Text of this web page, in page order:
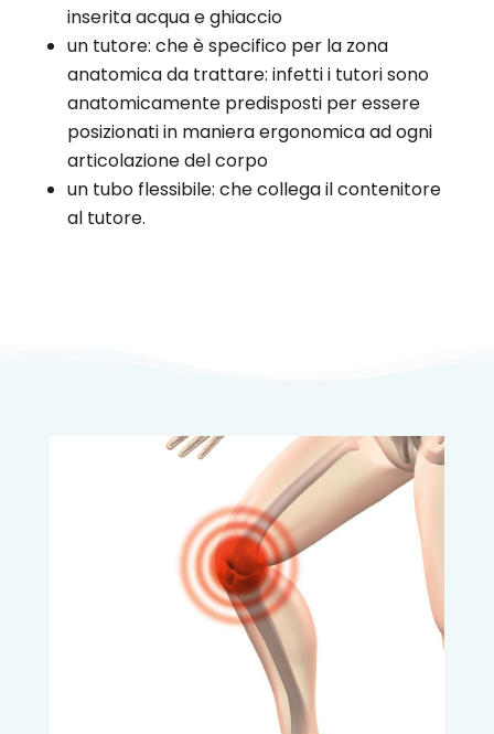
inserita acqua e ghiaccio
un tutore: che è specifico per la zona
anatomica da trattare: infetti i tutori sono
anatomicamente predisposti per essere
posizionati in maniera ergonomica ad ogni
articolazione del corpo
un tubo flessibile: che collega il contenitore
al tutore.